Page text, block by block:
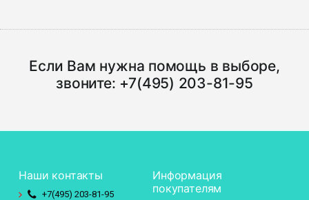
Если Вам нужна помощь в выборе,
звоните: +7(495) 203-81-95
Наши контакты
+7(495) 203-81-95
Информация
покупателям